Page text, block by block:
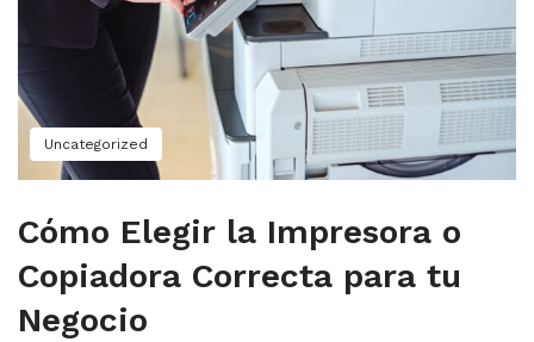
Uncategorized
Cómo Elegir la Impresora o
Copiadora Correcta para tu
Negocio